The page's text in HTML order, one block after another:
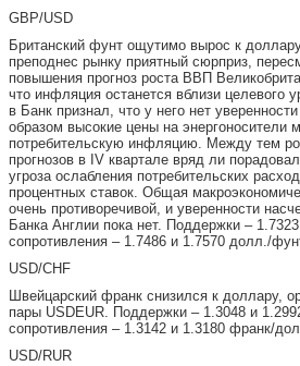
GBP/USD
Британский фунт ощутимо вырос к
преподнес рынку приятный сюрприз,
повышения прогноз роста ВВП
что инфляция останется вблизи целевого
в Банк признал, что у него нет
образом высокие цены на энергоносители
потребительскую инфляцию. Между тем
прогнозов в IV квартале вряд ли
угроза ослабления потребительских
процентных ставок. Общая
очень противоречивой, и уверенности
Банка Англии пока нет. Поддержки –
сопротивления – 1.7486 и 1.7570 долл./
USD/CHF
Швейцарский франк снизился к доллару,
пары USDEUR. Поддержки – 1.3048 и
сопротивления – 1.3142 и 1.3180 франк/
USD/RUR